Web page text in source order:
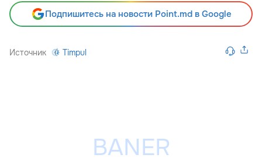
Подпишитесь на новости Point.md в Google
Источник Timpul